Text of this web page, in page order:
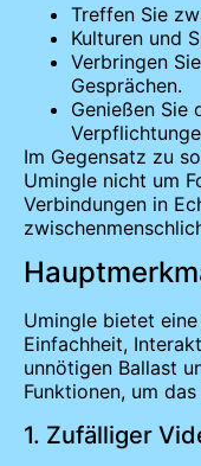
Treffen Sie
Kulturen und
Verbringen
Gesprächen.
Genießen Sie
Im Gegensatz zu
Umingle nicht um
Verbindungen in
Umingle bietet
Einfachheit,
unnötigen Ballast
Funktionen, um
1. Zufälliger